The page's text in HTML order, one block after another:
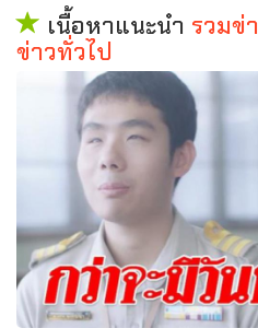
เนื้อหาแนะนำ รวมข่
ข่าวทั่วไป